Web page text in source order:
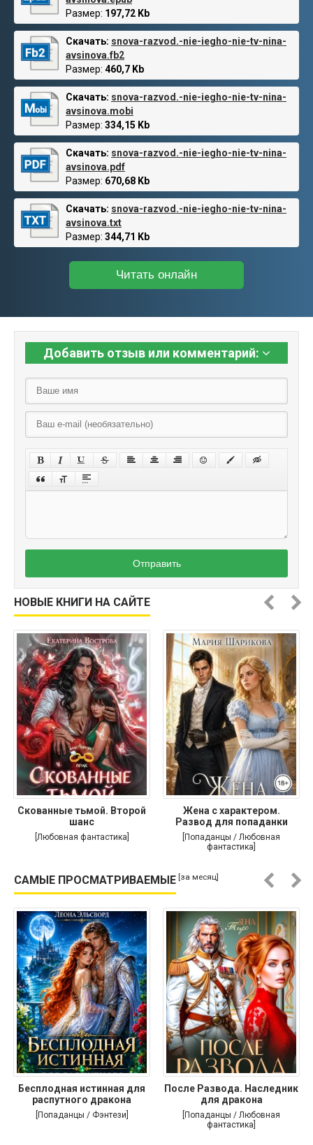
Размер: 197,72 Kb
Скачать: snova-razvod.-nie-iegho-nie-tv-nina-
avsinova.fb2
Размер: 460,7 Kb
Скачать: snova-razvod.-nie-iegho-nie-tv-nina-
avsinova.mobi
Размер: 334,15 Kb
Скачать: snova-razvod.-nie-iegho-nie-tv-nina-
avsinova.pdf
Размер: 670,68 Kb
Скачать: snova-razvod.-nie-iegho-nie-tv-nina-
avsinova.txt
Размер: 344,71 Kb
Читать онлайн
Добавить отзыв или комментарий:
Отправить
НОВЫЕ КНИГИ НА САЙТЕ
Скованные тьмой. Второй
шанс
[Любовная фантастика]
Жена с характером.
Развод для попаданки
[Попаданцы / Любовная
фантастика]
САМЫЕ ПРОСМАТРИВАЕМЫЕ [за месяц]
Бесплодная истинная для
распутного дракона
[Попаданцы / Фэнтези]
После Развода. Наследник
для дракона
[Попаданцы / Любовная
фантастика]